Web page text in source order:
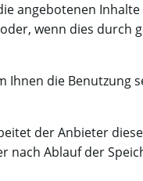
angebotenen
wenn dies durch
die Benutzung
der Anbieter
nach Ablauf der